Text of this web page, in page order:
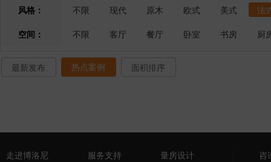
风格：
不限 现代 原木 欧式 美式
法
空间：
不限 客厅 餐厅 卧室 书房 厨
最新发布 热点案例 面积排序
走进博洛尼 服务支持 量房设计 咨